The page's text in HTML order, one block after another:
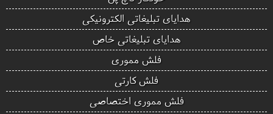
هدایای تبلیغاتی الکترونیکی
هدایای تبلیغاتی خاص
فلش مموری
فلش کارتی
فلش مموری اختصاصی